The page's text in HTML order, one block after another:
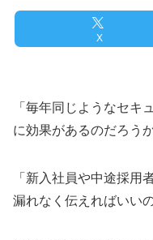
X
「毎年同じようなセキ
に効果があるのだろうか
「新入社員や中途採用
漏れなく伝えればいいの